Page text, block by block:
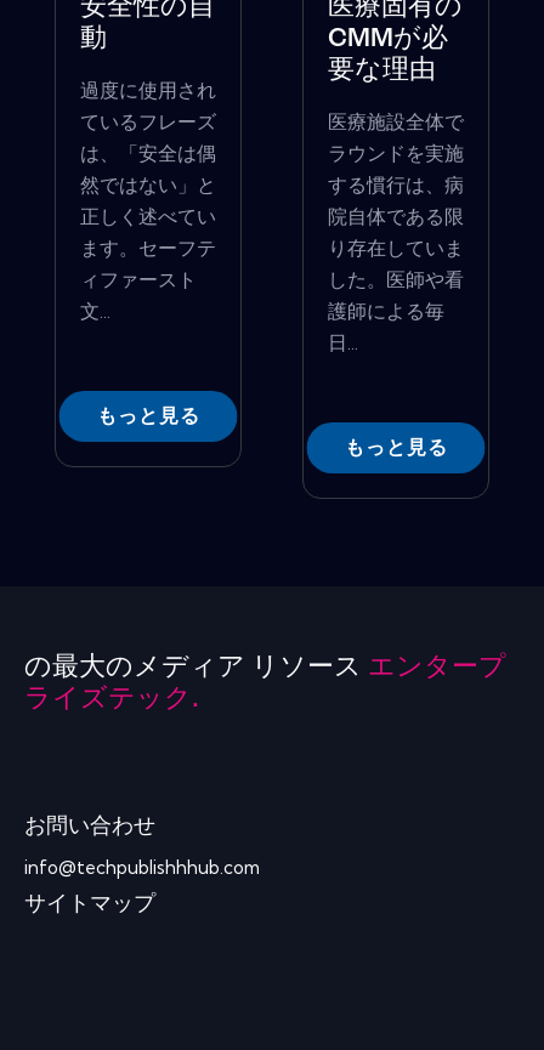
安全性の自
動
過度に使用され
ているフレーズ
は、「安全は偶
然ではない」と
正しく述べてい
ます。セーフテ
ィファースト
文...
もっと見る
医療固有の
CMMが必
要な理由
医療施設全体で
ラウンドを実施
する慣行は、病
院自体である限
り存在していま
した。医師や看
護師による毎
日...
もっと見る
の最大のメディア リソース エンタープ
ライズテック.
お問い合わせ
info@techpublishhhub.com
サイトマップ